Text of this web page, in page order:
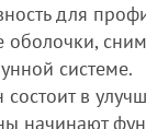
для
системе.
в
начинают